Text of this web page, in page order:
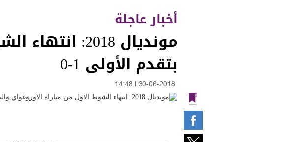
أخبار عاجلة
مونديال 2018:
بتقدم الأولى 1-0
30-06-2018
14:48